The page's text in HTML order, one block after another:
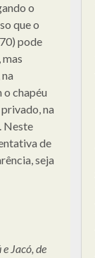
o
que o
pode
o chapéu
na
Neste
de
seja
Jacó, de